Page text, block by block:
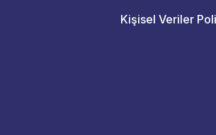
Kişisel Veriler